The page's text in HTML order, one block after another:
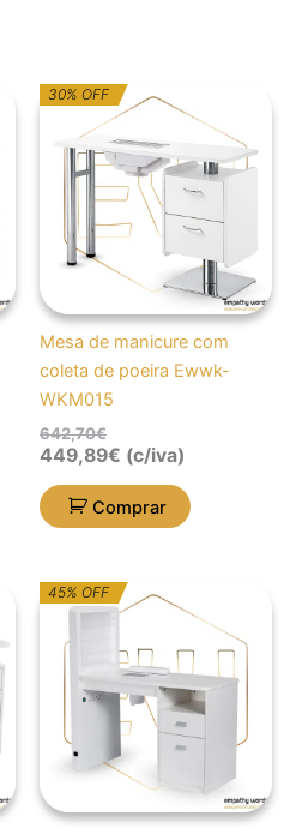
30% OFF
Mesa de manicure com
coleta de poeira Ewwk-
WKM015
642,70€
O
preço
era:
642,70€.
O
preço
é:
449,89€.
449,89€ (c/iva)
Comprar
45% OFF O
preço
era:
1.392,91€.
O
preço
é:
766,11€.